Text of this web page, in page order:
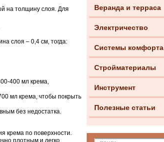
Веранда и терраса
Электричество
Системы комфорта
Стройматериалы
Инструмент
Полезные статьи
на толщину слоя. Для
слоя – 0,4 см, тогда:
400 мл крема,
мл крема, чтобы покрыть
без недостатка.
крема по поверхности.
плотным и легко